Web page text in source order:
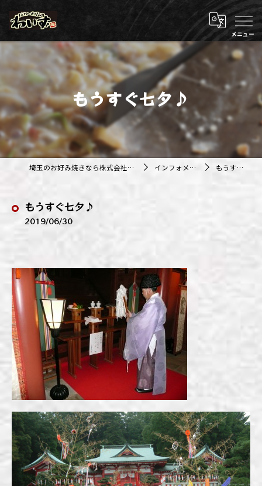
もうすぐ七夕♪
埼玉のお好み焼きなら株式会社アジルカンパニー インフォメーション もうすぐ七夕♪
もうすぐ七夕♪
2019/06/30